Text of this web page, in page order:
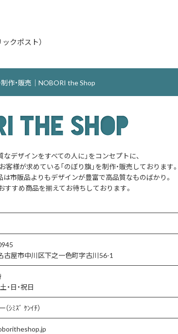
クポスト）
作・販売｜NOBORI the Shop
デザインをすべての人に」をコンセプトに、
様が求めている「のぼり旗」を制作・販売しております。
市販品よりもデザインが豊富で高品質なものばかり。
すめ商品を揃えてお待ちしております。
古屋市中川区下之一色町字古川56-1
・日・祝日
ｼﾐｽﾞ ｹﾝｲﾁ）